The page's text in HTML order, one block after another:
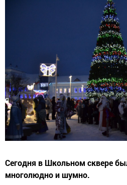
Сегодня в Школьном сквере
многолюдно и шумно.